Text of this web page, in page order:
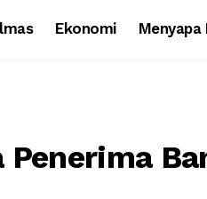
Ekonomi Menyapa